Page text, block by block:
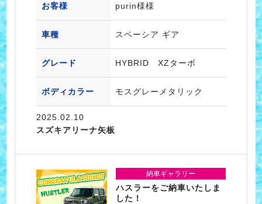
お客様 purin様様
車種 スペーシア ギア
グレード HYBRID XZターボ
ボディカラー モスグレーメタリック
2025.02.10
スズキアリーナ矢板
納車ギャラリー
ハスラーをご納車いたしま
した！